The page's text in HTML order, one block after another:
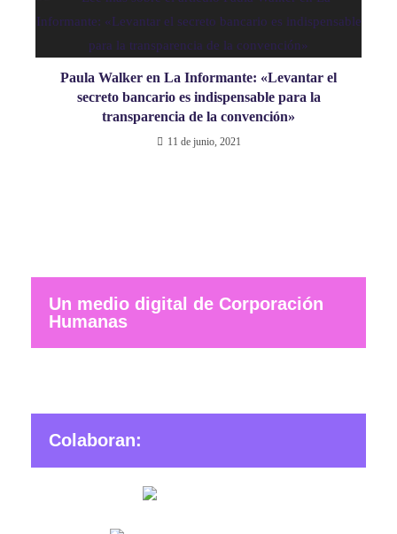
Paula Walker en La Informante: «Levantar el
secreto bancario es indispensable para la
transparencia de la convención»
11 de junio, 2021
Un medio digital de Corporación
Humanas
Colaboran: